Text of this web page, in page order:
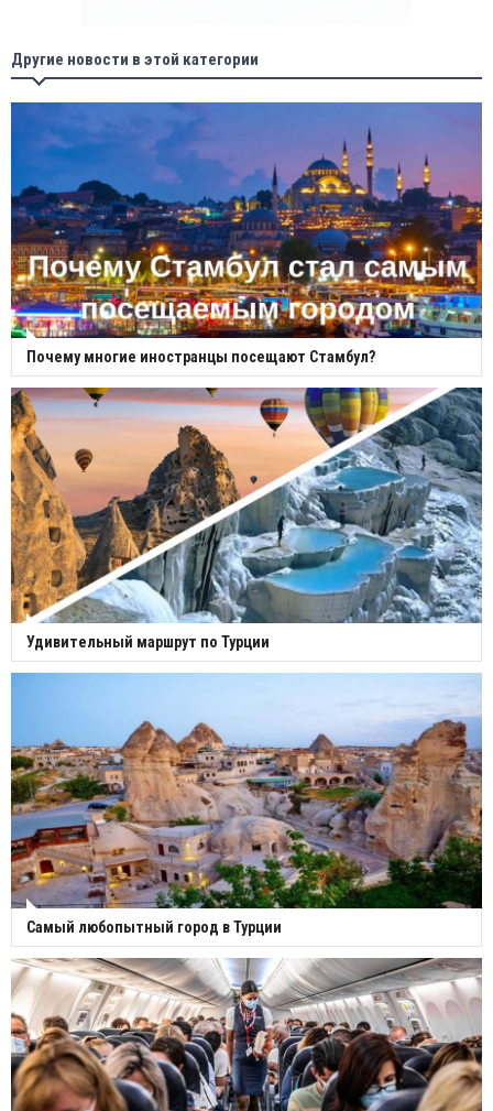
Другие новости в этой категории
Почему многие иностранцы посещают Стамбул?
Удивительный маршрут по Турции
Самый любопытный город в Турции